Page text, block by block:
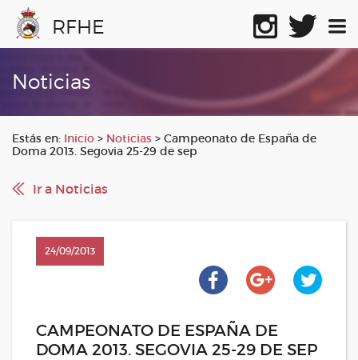
RFHE
Noticias
Estás en: Inicio > Noticias > Campeonato de España de
Doma 2013. Segovia 25-29 de sep
Ir a Noticias
24/09/2013
CAMPEONATO DE ESPAÑA DE
DOMA 2013. SEGOVIA 25-29 DE SEP